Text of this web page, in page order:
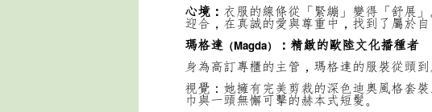
心境： 衣服的線條從「緊繃」變得「舒展
迎合，在真誠的愛與尊重中，找到了屬於
瑪格達 （Magda）
：精緻的歐陸文化播種者
身為高訂專櫃的主管，瑪格達的服裝從頭
視覺：她擁有完美剪裁的深色迪奧風格套
巾與一頭無懈可擊的赫本式短髮。